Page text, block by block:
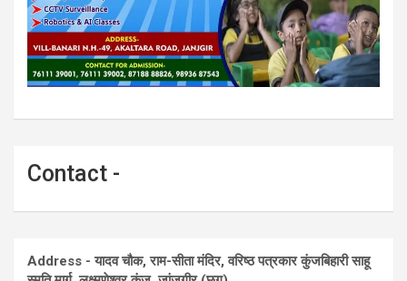
Contact -
Address - यादव चौक, राम-सीता मंदिर, वरिष्ठ पत्रकार कुंजबिहारी साहू